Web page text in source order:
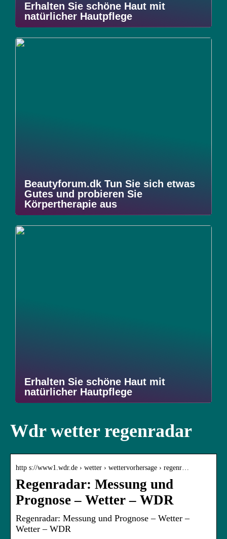
Erhalten Sie schöne Haut mit
natürlicher Hautpflege
Beautyforum.dk Tun Sie sich etwas
Gutes und probieren Sie
Körpertherapie aus
Erhalten Sie schöne Haut mit
natürlicher Hautpflege
Wdr wetter regenradar
http s://www1.wdr.de › wetter › wettervorhersage › regenr…
Regenradar: Messung und
Prognose – Wetter – WDR
Regenradar: Messung und Prognose – Wetter –
Wetter – WDR